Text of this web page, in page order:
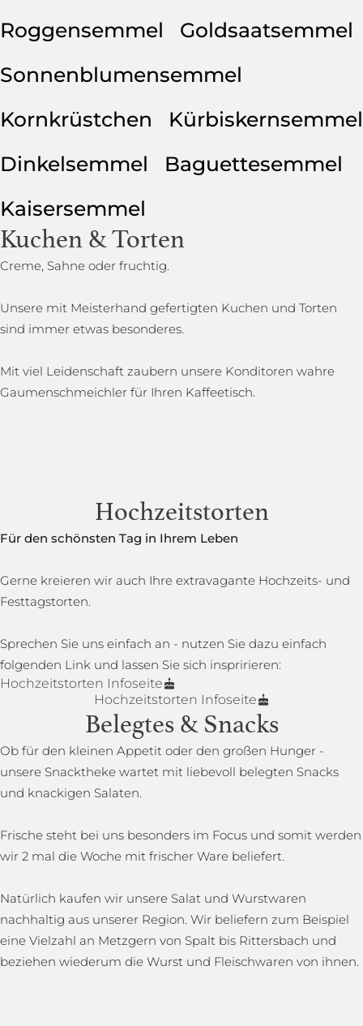
Roggensemmel
Goldsaatsemmel
Sonnenblumensemmel
Kornkrüstchen
Kürbiskernsemmel
Dinkelsemmel
Baguettesemmel
Kaisersemmel
Kuchen & Torten
Creme, Sahne oder fruchtig.
Unsere mit Meisterhand gefertigten Kuchen und Torten
sind immer etwas besonderes.
Mit viel Leidenschaft zaubern unsere Konditoren wahre
Gaumenschmeichler für Ihren Kaffeetisch.
Hochzeitstorten
Für den schönsten Tag in Ihrem Leben
Gerne kreieren wir auch Ihre extravagante Hochzeits- und
Festtagstorten.
Sprechen Sie uns einfach an - nutzen Sie dazu einfach
folgenden Link und lassen Sie sich inspririeren:
Hochzeitstorten Infoseite
Hochzeitstorten Infoseite
Belegtes & Snacks
Ob für den kleinen Appetit oder den großen Hunger -
unsere Snacktheke wartet mit liebevoll belegten Snacks
und knackigen Salaten.
Frische steht bei uns besonders im Focus und somit werden
wir 2 mal die Woche mit frischer Ware beliefert.
Natürlich kaufen wir unsere Salat und Wurstwaren
nachhaltig aus unserer Region. Wir beliefern zum Beispiel
eine Vielzahl an Metzgern von Spalt bis Rittersbach und
beziehen wiederum die Wurst und Fleischwaren von ihnen.